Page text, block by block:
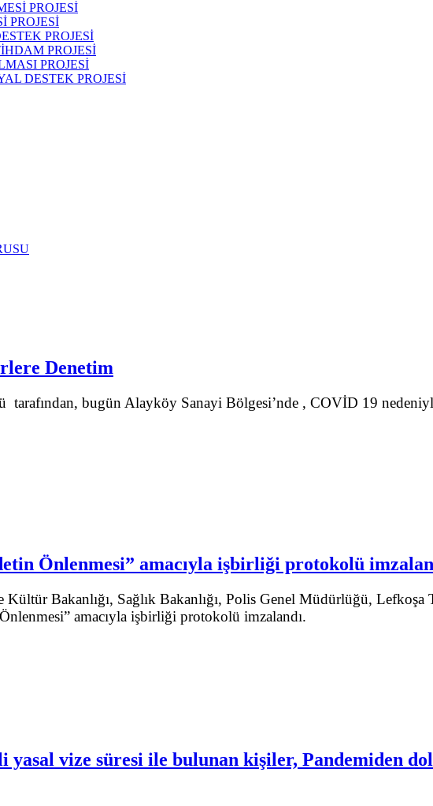
PROJESİ
PROJESİ
PROJESİ
PROJESİ
PROJESİ
DESTEK PROJESİ
Denetim
bugün Alayköy Sanayi Bölgesi’nde , COVİD 19
Önlenmesi” amacıyla işbirliği protokolü
Bakanlığı, Sağlık Bakanlığı, Polis Genel Müdürlüğü,
amacıyla işbirliği protokolü imzalandı.
vize süresi ile bulunan kişiler, Pandemiden